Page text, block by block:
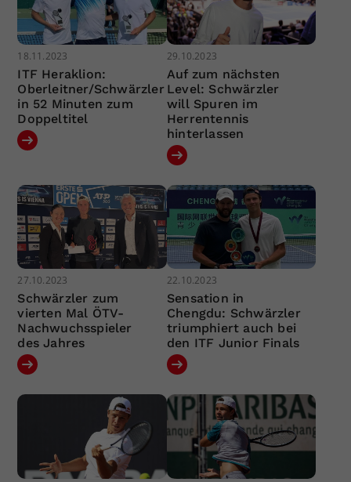
18.11.2023
ITF Heraklion:
Oberleitner/Schwärzler
in 52 Minuten zum
Doppeltitel
29.10.2023
Auf zum nächsten
Level: Schwärzler
will Spuren im
Herrentennis
hinterlassen
27.10.2023
Schwärzler zum
vierten Mal ÖTV-
Nachwuchsspieler
des Jahres
22.10.2023
Sensation in
Chengdu: Schwärzler
triumphiert auch bei
den ITF Junior Finals